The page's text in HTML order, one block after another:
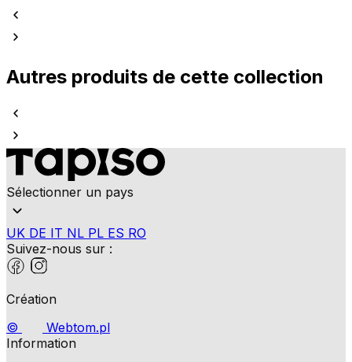
Autres produits de cette collection
Sélectionner un pays
UK DE IT NL PL ES RO
Suivez-nous sur :
Création
©
Webtom.pl
Information